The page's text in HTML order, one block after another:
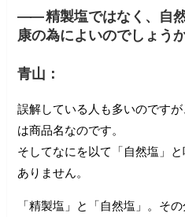
―― 精製塩ではなく、自
康の為によいのでしょう
青山：
誤解している人も多いのです
は商品名なのです。
そしてなにを以て「自然塩」
ありません。
「精製塩」と「自然塩」。そ